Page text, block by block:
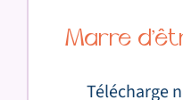
Marre
Télécharge